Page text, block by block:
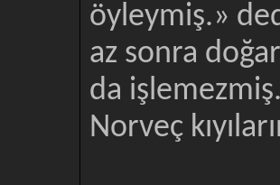
öyleymiş.»
az sonra
da
Norveç